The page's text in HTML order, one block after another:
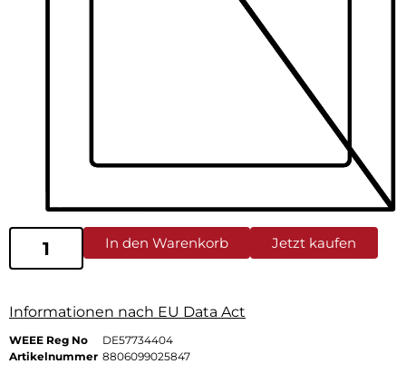
In den Warenkorb Jetzt kaufen
Informationen nach EU Data Act
WEEE Reg No
DE57734404
Artikelnummer 8806099025847